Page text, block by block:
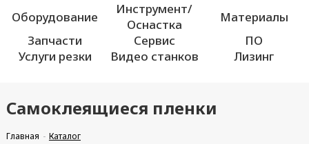
Оборудование
Инструмент/
Оснастка
Материалы
Запчасти
Сервис
ПО
Услуги резки
Видео станков Лизинг
Самоклеящиеся пленки
Главная Каталог